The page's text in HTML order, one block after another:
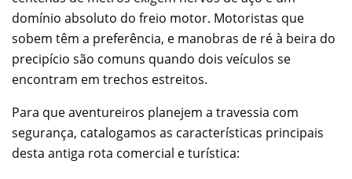
domínio absoluto do freio motor. Motoristas que
sobem têm a preferência, e manobras de ré à beira do
precipício são comuns quando dois veículos se
encontram em trechos estreitos.
Para que aventureiros planejem a travessia com
segurança, catalogamos as características principais
desta antiga rota comercial e turística: